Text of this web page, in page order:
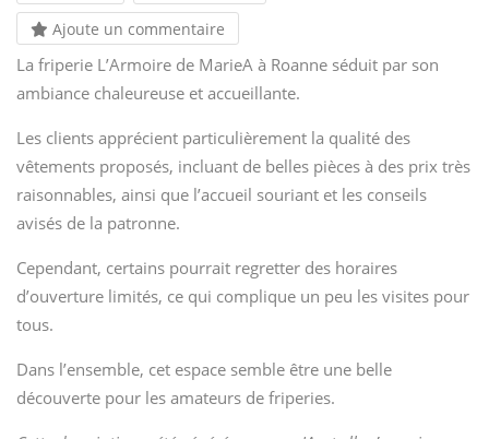
Ajoute un commentaire
La friperie L’Armoire de MarieA à Roanne séduit par son
ambiance chaleureuse et accueillante.
Les clients apprécient particulièrement la qualité des
vêtements proposés, incluant de belles pièces à des prix très
raisonnables, ainsi que l’accueil souriant et les conseils
avisés de la patronne.
Cependant, certains pourrait regretter des horaires
d’ouverture limités, ce qui complique un peu les visites pour
tous.
Dans l’ensemble, cet espace semble être une belle
découverte pour les amateurs de friperies.